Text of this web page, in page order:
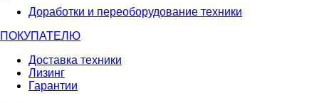
Доработки и переоборудование техники
ПОКУПАТЕЛЮ
Доставка техники
Лизинг
Гарантии